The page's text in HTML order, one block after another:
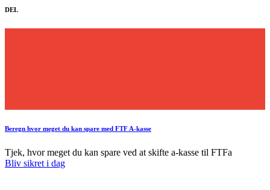
DEL
Beregn hvor meget du kan spare med FTF A-kasse
Tjek, hvor meget du kan spare ved at skifte a-kasse til FTFa
Bliv sikret i dag